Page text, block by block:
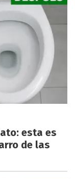
esta es
de las